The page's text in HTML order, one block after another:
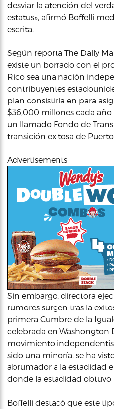
desviar la atención del
estatus», afirmó Boffelli
escrita.
Según reporta The Daily
existe un borrado con el
Rico sea una nación
contribuyentes
plan consistiría en para
$36,000 millones cada
un llamado Fondo de
transición exitosa de
Advertisements
Sin embargo, directora
rumores surgen tras la
primera Cumbre de la
celebrada en Washongton
movimiento
sido una minoría, se ha
abrumador a la estadidad
donde la estadidad obtuvo
Boffelli destacó que este